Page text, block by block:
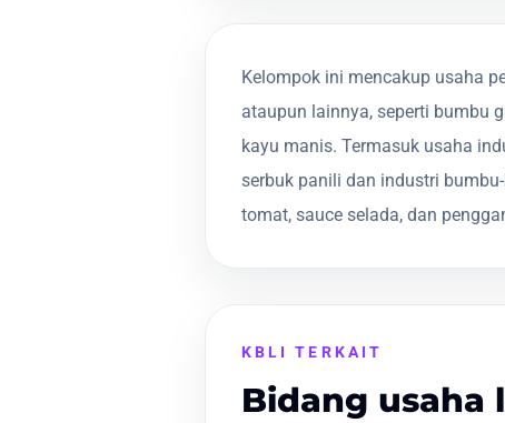
Kelompok ini mencakup usaha
ataupun lainnya, seperti bumbu
kayu manis. Termasuk usaha
serbuk panili dan industri
tomat, sauce selada, dan
KBLI TERKAIT
Bidang usaha